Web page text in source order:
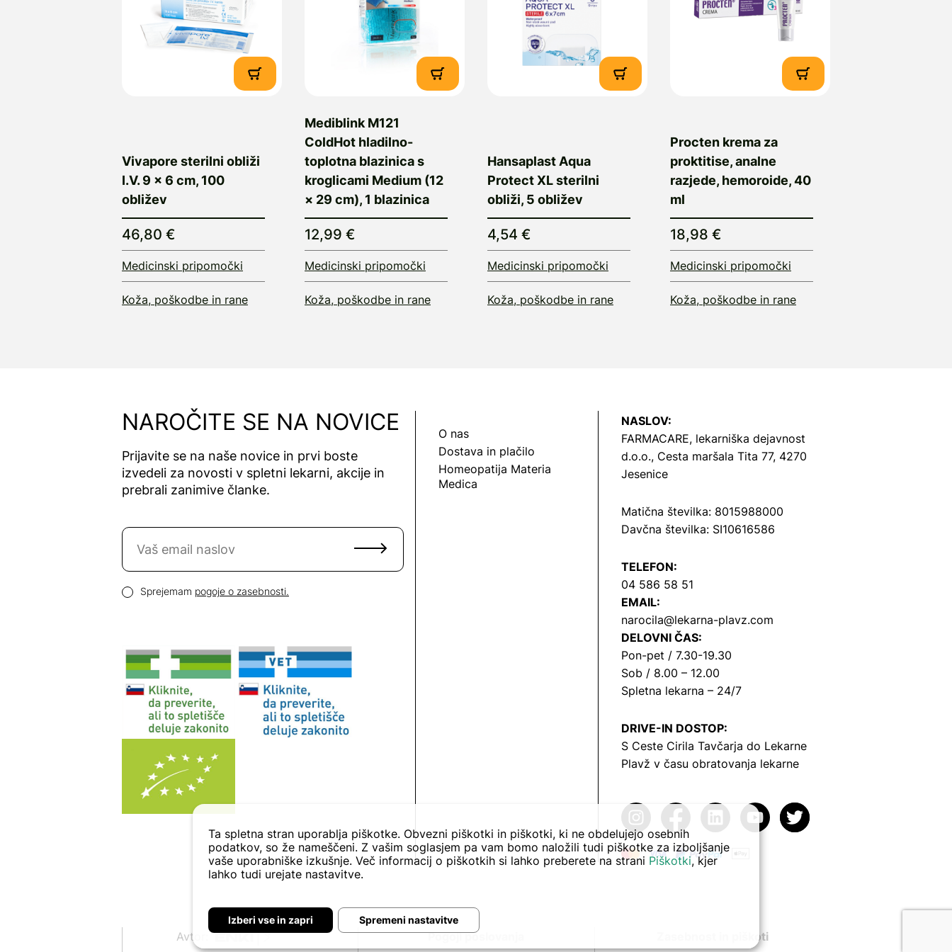
Vivapore sterilni obliži
I.V. 9 x 6 cm, 100
obližev
46,80 €
Medicinski pripomočki
Koža, poškodbe in rane
Mediblink M121
ColdHot hladilno-
toplotna blazinica s
kroglicami Medium (12
× 29 cm), 1 blazinica
12,99 €
Medicinski pripomočki
Koža, poškodbe in rane
Hansaplast Aqua
Protect XL sterilni
obliži, 5 obližev
4,54 €
Medicinski pripomočki
Koža, poškodbe in rane
Procten krema za
proktitise, analne
razjede, hemoroide, 40
ml
18,98 €
Medicinski pripomočki
Koža, poškodbe in rane
NAROČITE SE NA NOVICE
Prijavite se na naše novice in prvi boste
izvedeli za novosti v spletni lekarni, akcije in
prebrali zanimive članke.
Naročite se na novice
Pogoji zasebnosti
Sprejemam pogoje o zasebnosti.
O nas
Dostava in plačilo
Homeopatija Materia
Medica
NASLOV:
FARMACARE, lekarniška dejavnost
d.o.o., Cesta maršala Tita 77, 4270
Jesenice
Matična številka: 8015988000
Davčna številka: SI10616586
TELEFON:
04 586 58 51
EMAIL:
narocila@lekarna-plavz.com
DELOVNI ČAS:
Pon-pet / 7.30-19.30
Sob / 8.00 – 12.00
Spletna lekarna – 24/7
DRIVE-IN DOSTOP:
S Ceste Cirila Tavčarja do Lekarne
Plavž v času obratovanja lekarne
Avtor: Pogoji poslovanja Zasebnost in piškoti
Ta spletna stran uporablja piškotke. Obvezni piškotki in piškotki, ki ne obdelujejo osebnih
podatkov, so že nameščeni. Z vašim soglasjem pa vam bomo naložili tudi piškotke za izboljšanje
vaše uporabniške izkušnje. Več informacij o piškotkih si lahko preberete na strani Piškotki, kjer
lahko tudi urejate nastavitve.
Spremeni nastavitve
Izberi vse in zapri